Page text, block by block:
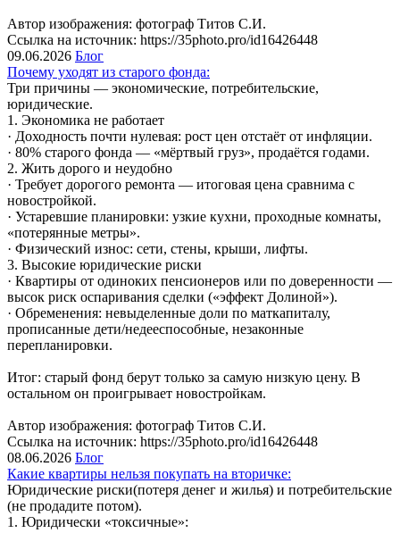
Автор изображения: фотограф Титов С.И.
Ссылка на источник: https://35photo.pro/id16426448
09.06.2026 Блог
Почему уходят из старого фонда:
Три причины — экономические, потребительские,
юридические.
1. Экономика не работает
· Доходность почти нулевая: рост цен отстаёт от инфляции.
· 80% старого фонда — «мёртвый груз», продаётся годами.
2. Жить дорого и неудобно
· Требует дорогого ремонта — итоговая цена сравнима с
новостройкой.
· Устаревшие планировки: узкие кухни, проходные комнаты,
«потерянные метры».
· Физический износ: сети, стены, крыши, лифты.
3. Высокие юридические риски
· Квартиры от одиноких пенсионеров или по доверенности —
высок риск оспаривания сделки («эффект Долиной»).
· Обременения: невыделенные доли по маткапиталу,
прописанные дети/недееспособные, незаконные
перепланировки.
Итог: старый фонд берут только за самую низкую цену. В
остальном он проигрывает новостройкам.
Автор изображения: фотограф Титов С.И.
Ссылка на источник: https://35photo.pro/id16426448
08.06.2026 Блог
Какие квартиры нельзя покупать на вторичке:
Юридические риски(потеря денег и жилья) и потребительские
(не продадите потом).
1. Юридически «токсичные»: